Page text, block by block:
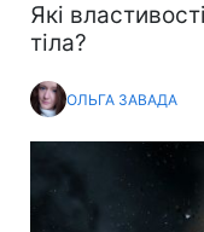
Які
тіла?
ОЛЬГА ЗАВАДА